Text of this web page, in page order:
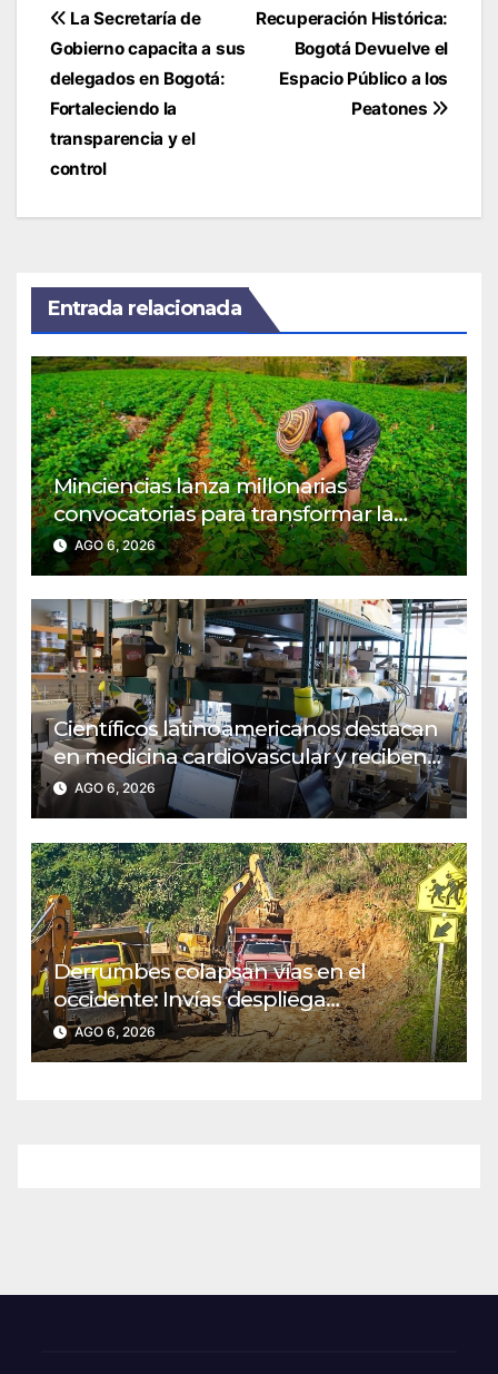
Navegación
de
entradas
Recuperación Histórica:
Bogotá Devuelve el
Espacio Público a los
Peatones
La Secretaría de
Gobierno capacita a sus
delegados en Bogotá:
Fortaleciendo la
transparencia y el
control
Entrada relacionada
Minciencias lanza millonarias
convocatorias para transformar la
agroindustria en regiones PDET
AGO 6, 2026
Científicos latinoamericanos destacan
en medicina cardiovascular y reciben
reconocimiento del MIT
AGO 6, 2026
Derrumbes colapsan vías en el
occidente: Invías despliega
maquinaria en emergencia
AGO 6, 2026